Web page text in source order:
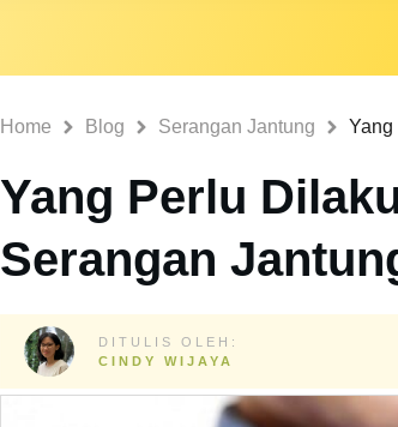
Home Blog Serangan Jantung
Yang Perlu
Serangan
DITULIS OLEH:
CINDY WIJAYA